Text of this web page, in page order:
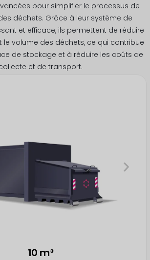
pour simplifier le processus de
déchets. Grâce à leur système de
et efficace, ils permettent de réduire
volume des déchets, ce qui contribue
de stockage et à réduire les coûts de
et de transport.
10 m³